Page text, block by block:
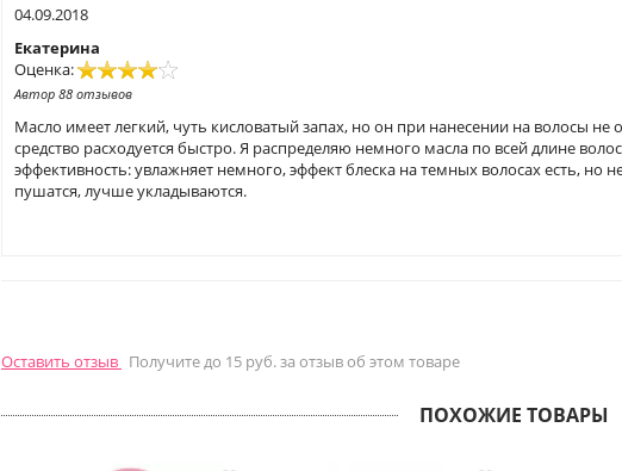
04.09.2018
Екатерина
Оценка:
Автор 88 отзывов
Масло имеет легкий, чуть кисловатый запах, но он при нанесении на волосы
средство расходуется быстро. Я распределяю немного масла по всей длине
эффективность: увлажняет немного, эффект блеска на темных волосах есть, но
пушатся, лучше укладываются.
Оставить отзыв Получите до 15 руб. за отзыв об этом товаре
ПОХОЖИЕ ТОВАРЫ